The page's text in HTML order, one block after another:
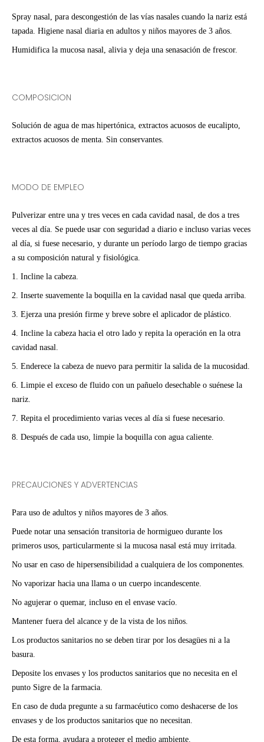
Spray nasal, para descongestión de las vías nasales cuando la nariz está
tapada. Higiene nasal diaria en adultos y niños mayores de 3 años.
Humidifica la mucosa nasal, alivia y deja una senasación de frescor.
COMPOSICION
Solución de agua de mas hipertónica, extractos acuosos de eucalipto,
extractos acuosos de menta. Sin conservantes.
MODO DE EMPLEO
Pulverizar entre una y tres veces en cada cavidad nasal, de dos a tres
veces al día. Se puede usar con seguridad a diario e incluso varias veces
al día, si fuese necesario, y durante un período largo de tiempo gracias
a su composición natural y fisiológica.
1. Incline la cabeza.
2. Inserte suavemente la boquilla en la cavidad nasal que queda arriba.
3. Ejerza una presión firme y breve sobre el aplicador de plástico.
4. Incline la cabeza hacia el otro lado y repita la operación en la otra
cavidad nasal.
5. Enderece la cabeza de nuevo para permitir la salida de la mucosidad.
6. Limpie el exceso de fluido con un pañuelo desechable o suénese la
nariz.
7. Repita el procedimiento varias veces al día si fuese necesario.
8. Después de cada uso, limpie la boquilla con agua caliente.
PRECAUCIONES Y ADVERTENCIAS
Para uso de adultos y niños mayores de 3 años.
Puede notar una sensación transitoria de hormigueo durante los
primeros usos, particularmente si la mucosa nasal está muy irritada.
No usar en caso de hipersensibilidad a cualquiera de los componentes.
No vaporizar hacia una llama o un cuerpo incandescente.
No agujerar o quemar, incluso en el envase vacío.
Mantener fuera del alcance y de la vista de los niños.
Los productos sanitarios no se deben tirar por los desagües ni a la
basura.
Deposite los envases y los productos sanitarios que no necesita en el
punto Sigre de la farmacia.
En caso de duda pregunte a su farmacéutico como deshacerse de los
envases y de los productos sanitarios que no necesitan.
De esta forma, ayudara a proteger el medio ambiente.